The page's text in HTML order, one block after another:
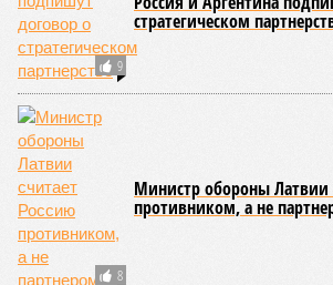
9
стратегическом
8
Министр обороны Латвии
противником, а не